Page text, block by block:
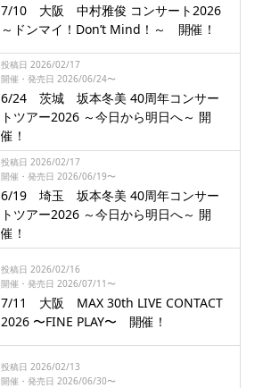
7/10 大阪 中村雅俊 コンサート2026
～ドンマイ！Don’t Mind！～ 開催！
投稿日 2026/02/17
開催・発売日 2026/06/24〜
6/24 茨城 坂本冬美 40周年コンサー
トツアー2026 ～今日から明日へ～ 開
催！
投稿日 2026/02/17
開催・発売日 2026/06/19〜
6/19 埼玉 坂本冬美 40周年コンサー
トツアー2026 ～今日から明日へ～ 開
催！
投稿日 2026/02/16
開催・発売日 2026/07/11〜
7/11 大阪 MAX 30th LIVE CONTACT
2026 〜FINE PLAY〜 開催！
投稿日 2026/02/13
開催・発売日 2026/06/30〜